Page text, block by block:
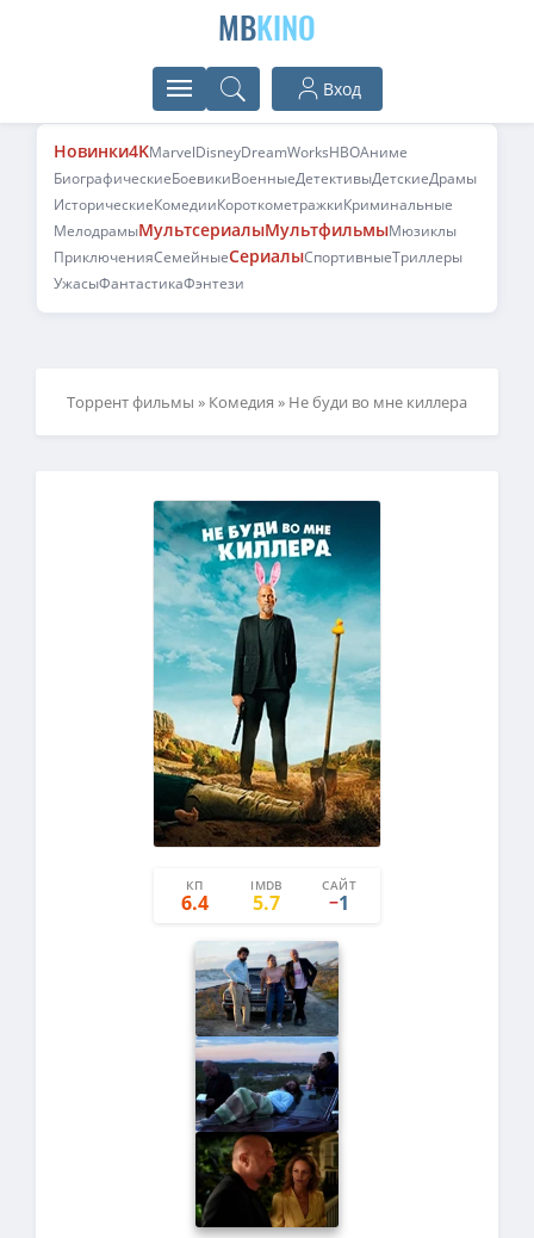
MBKINO
Вход
Новинки4KMarvelDisneyDreamWorksHBOАниме
БиографическиеБоевикиВоенныеДетективыДетскиеДрамы
ИсторическиеКомедииКороткометражкиКриминальные
МелодрамыМультсериалыМультфильмыМюзиклы
ПриключенияСемейныеСериалыСпортивныеТриллеры
УжасыФантастикаФэнтези
Торрент фильмы » Комедия » Не буди во мне киллера
КП
6.4
IMDB
5.7
САЙТ
01
−1